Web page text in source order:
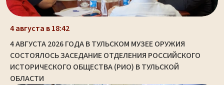
4 августа в 18:42
4 АВГУСТА 2026 ГОДА В ТУЛЬСКОМ МУЗЕЕ ОРУЖИЯ
СОСТОЯЛОСЬ ЗАСЕДАНИЕ ОТДЕЛЕНИЯ РОССИЙСКОГО
ИСТОРИЧЕСКОГО ОБЩЕСТВА (РИО) В ТУЛЬСКОЙ
ОБЛАСТИ